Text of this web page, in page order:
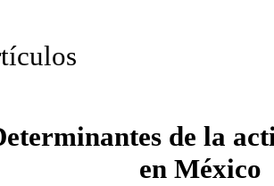
de la
en México